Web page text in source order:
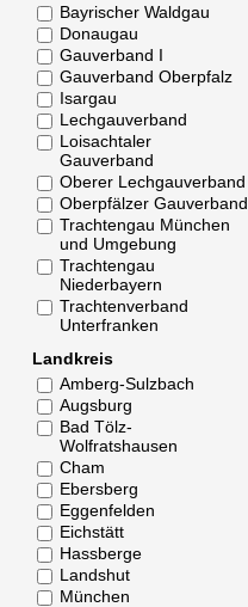
Bayrischer Waldgau
Donaugau
Gauverband I
Gauverband Oberpfalz
Isargau
Lechgauverband
Loisachtaler
Gauverband
Oberer Lechgauverband
Oberpfälzer Gauverband
Trachtengau München
und Umgebung
Trachtengau
Niederbayern
Trachtenverband
Unterfranken
Landkreis
Amberg-Sulzbach
Augsburg
Bad Tölz-
Wolfratshausen
Cham
Ebersberg
Eggenfelden
Eichstätt
Hassberge
Landshut
München